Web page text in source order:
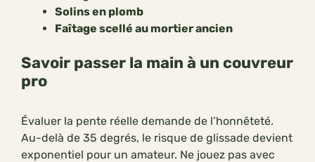
Solins en plomb
Faîtage scellé au mortier ancien
Savoir passer la main à un couvreur
pro
Évaluer la pente réelle demande de l’honnêteté.
Au-delà de 35 degrés, le risque de glissade devient
exponentiel pour un amateur. Ne jouez pas avec